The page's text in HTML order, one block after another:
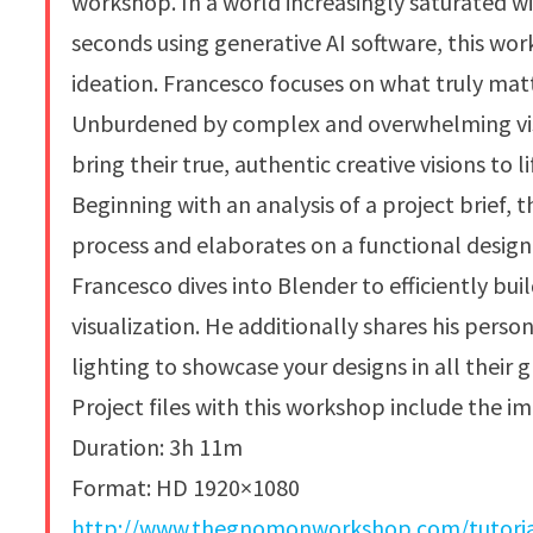
seconds using generative AI software, this
ideation. Francesco focuses on what truly
Unburdened by complex and overwhelming
bring their true, authentic creative visions to
Beginning with an analysis of a project brief,
process and elaborates on a functional
Francesco dives into Blender to efficiently
visualization. He additionally shares his
lighting to showcase your designs in all their
Project files with this workshop include the
Duration: 3h 11m
Format: HD 1920×1080